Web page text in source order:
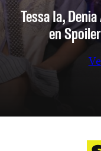
Tessa Ia,
en